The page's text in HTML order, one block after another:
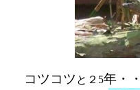
コツコツ と２5年・